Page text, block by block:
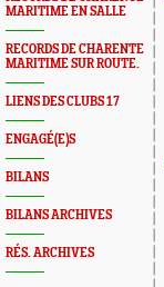
MARITIME EN SALLE
RECORDS DE CHARENTE
MARITIME SUR ROUTE.
LIENS DES CLUBS 17
ENGAGÉ(E)S
BILANS
BILANS ARCHIVES
RÉS. ARCHIVES